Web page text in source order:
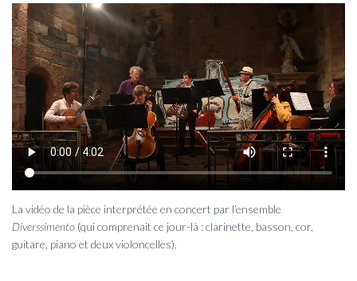
La vidéo de la pièce interprétée en concert par l’ensemble
Diverssimento (qui comprenait ce jour-là : clarinette, basson, cor,
guitare, piano et deux violoncelles).